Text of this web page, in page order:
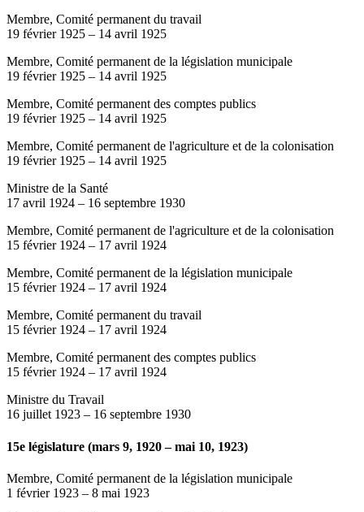
Membre, Comité permanent du travail
19 février 1925 – 14 avril 1925
Membre, Comité permanent de la législation municipale
19 février 1925 – 14 avril 1925
Membre, Comité permanent des comptes publics
19 février 1925 – 14 avril 1925
Membre, Comité permanent de l'agriculture et de la colonisation
19 février 1925 – 14 avril 1925
Ministre de la Santé
17 avril 1924 – 16 septembre 1930
Membre, Comité permanent de l'agriculture et de la colonisation
15 février 1924 – 17 avril 1924
Membre, Comité permanent de la législation municipale
15 février 1924 – 17 avril 1924
Membre, Comité permanent du travail
15 février 1924 – 17 avril 1924
Membre, Comité permanent des comptes publics
15 février 1924 – 17 avril 1924
Ministre du Travail
16 juillet 1923 – 16 septembre 1930
15e législature (mars 9, 1920 – mai 10, 1923)
Membre, Comité permanent de la législation municipale
1 février 1923 – 8 mai 1923